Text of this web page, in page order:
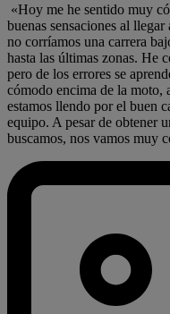
«Hoy me he sentido muy
buenas sensaciones al
no corríamos una carrera
hasta las últimas zonas. He
pero de los errores se
cómodo encima de la moto,
estamos llendo por el buen
equipo. A pesar de obtener
buscamos, nos vamos muy